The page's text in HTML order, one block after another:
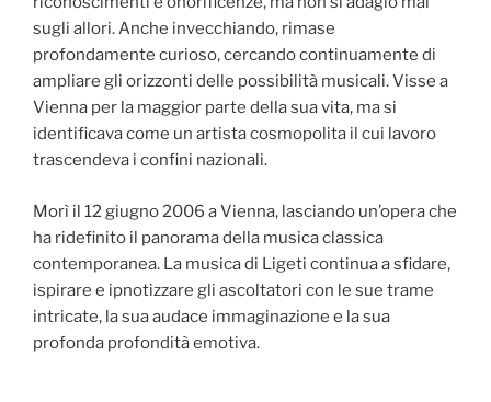
sugli allori. Anche invecchiando, rimase
profondamente curioso, cercando continuamente di
ampliare gli orizzonti delle possibilità musicali. Visse a
Vienna per la maggior parte della sua vita, ma si
identificava come un artista cosmopolita il cui lavoro
trascendeva i confini nazionali.
Morì il 12 giugno 2006 a Vienna, lasciando un’opera che
ha ridefinito il panorama della musica classica
contemporanea. La musica di Ligeti continua a sfidare,
ispirare e ipnotizzare gli ascoltatori con le sue trame
intricate, la sua audace immaginazione e la sua
profonda profondità emotiva.